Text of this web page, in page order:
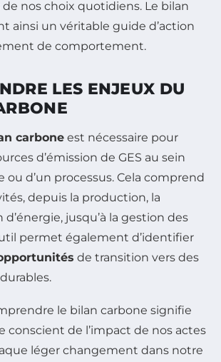
nos choix quotidiens. Le bilan
ainsi un véritable guide d’action
de comportement.
LES ENJEUX DU
carbone est nécessaire pour
d’émission de GES au sein
ou d’un processus. Cela comprend
depuis la production, la
jusqu’à la gestion des
permet également d’identifier
de transition vers des
le bilan carbone signifie
conscient de l’impact de nos actes
léger changement dans notre